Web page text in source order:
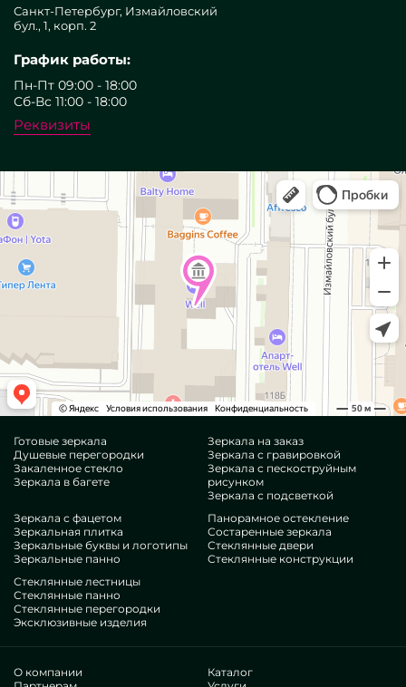
Санкт-Петербург, Измайловский
бул., 1, корп. 2
График работы:
Пн-Пт 09:00 - 18:00
Сб-Вс 11:00 - 18:00
Реквизиты
Готовые зеркала
Душевые перегородки
Закаленное стекло
Зеркала в багете
Зеркала на заказ
Зеркала с гравировкой
Зеркала с пескоструйным
рисунком
Зеркала с подсветкой
Зеркала с фацетом
Зеркальная плитка
Зеркальные буквы и логотипы
Зеркальные панно
Панорамное остекление
Состаренные зеркала
Стеклянные двери
Стеклянные конструкции
Стеклянные лестницы
Стеклянные панно
Стеклянные перегородки
Эксклюзивные изделия
О компании
Каталог